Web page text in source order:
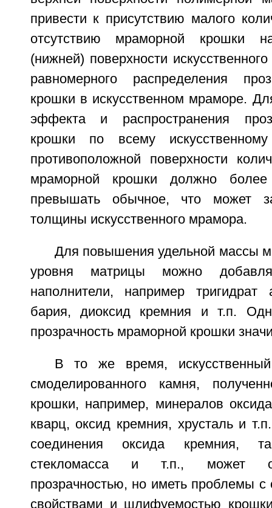
привести к присутствию малого
отсутствию мраморной крошки
(нижней) поверхности
равномерного распределения
крошки в искусственном мраморе.
эффекта и распространения
крошки по всему
противоположной поверхности
мраморной крошки должно
превышать обычное, что может
толщины искусственного мрамора.
Для повышения удельной массы
уровня матрицы можно
наполнители, например
бария, диоксид кремния и т.п.
прозрачность мраморной крошки
В то же время,
смоделированного камня,
крошки, например, минералов
кварц, оксид кремния, хрусталь и
соединения оксида кремния,
стекломасса и т.п., может
прозрачностью, но иметь проблемы
свойствами и шлифуемостью